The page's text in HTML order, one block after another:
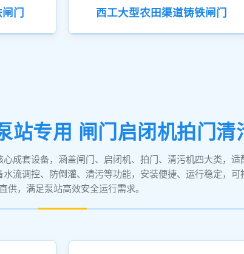
门 西工大型农田渠道铸铁闸门
站专用 闸门启闭机拍门清
成套设备，涵盖闸门、启闭机、拍门、清污机四大类，适
流调控、防倒灌、清污等功能，安装便捷、运行稳定，可
供，满足泵站高效安全运行需求。